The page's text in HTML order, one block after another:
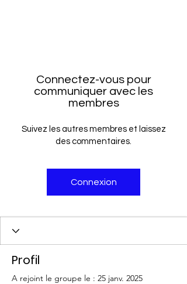
Connectez-vous pour
communiquer avec les
membres
Suivez les autres membres et laissez
des commentaires.
Connexion
Profil
A rejoint le groupe le : 25 janv. 2025